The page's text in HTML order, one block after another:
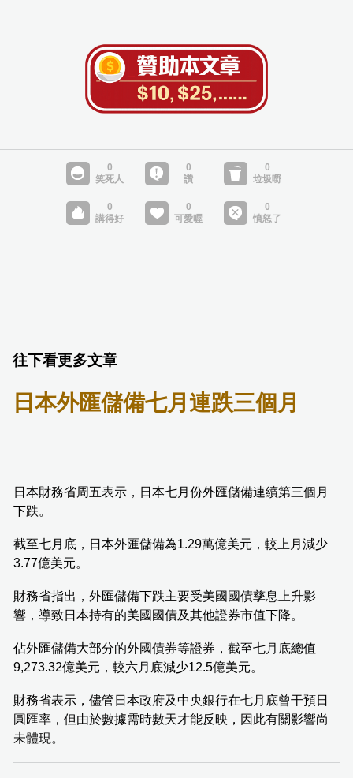
往下看更多文章
日本外匯儲備七月連跌三個月
日本財務省周五表示，日本七月份外匯儲備連續第三個月
下跌。
截至七月底，日本外匯儲備為1.29萬億美元，較上月減少
3.77億美元。
財務省指出，外匯儲備下跌主要受美國國債孳息上升影
響，導致日本持有的美國國債及其他證券市值下降。
佔外匯儲備大部分的外國債券等證券，截至七月底總值
9,273.32億美元，較六月底減少12.5億美元。
財務省表示，儘管日本政府及中央銀行在七月底曾干預日
圓匯率，但由於數據需時數天才能反映，因此有關影響尚
未體現。